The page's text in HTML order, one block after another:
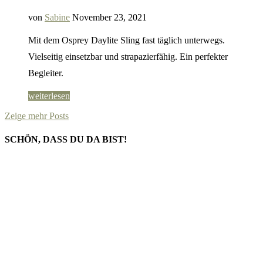
von Sabine November 23, 2021
Mit dem Osprey Daylite Sling fast täglich unterwegs.
Vielseitig einsetzbar und strapazierfähig. Ein perfekter
Begleiter.
weiterlesen
Zeige mehr Posts
SCHÖN, DASS DU DA BIST!